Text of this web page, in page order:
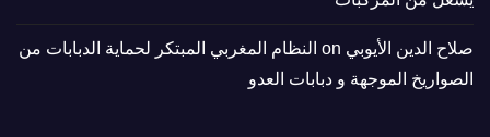
صلاح الدين الأيوبي
النظام المغربي المبتكر لحماية الدبابات من
الصواريخ الموجهة و دبابات العدو